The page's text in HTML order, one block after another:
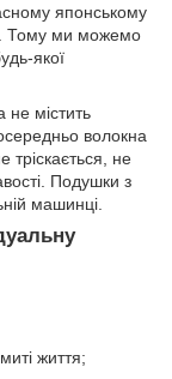
японському
Тому ми можемо
якої
не містить
волокна
не
Подушки з
машинці.
життя;